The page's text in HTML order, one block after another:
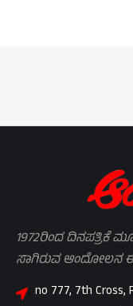
1972ರಿಂದ ದಿನಪತ್ರಿಕೆ
ಸಾಗಿರುವ ಆಂದೋಲನ
no 777, 7th Cross,